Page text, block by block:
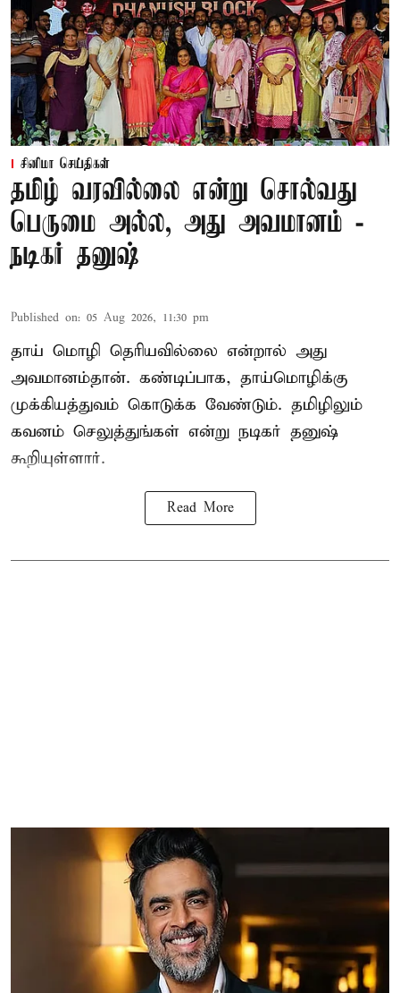
சினிமா செய்திகள்
தமிழ் வரவில்லை என்று சொல்வது
பெருமை அல்ல, அது அவமானம் -
நடிகர் தனுஷ்
Published on: 05 Aug 2026, 11:30 pm
தாய் மொழி தெரியவில்லை என்றால் அது
அவமானம்தான். கண்டிப்பாக, தாய்மொழிக்கு
முக்கியத்துவம் கொடுக்க வேண்டும். தமிழிலும்
கவனம் செலுத்துங்கள் என்று நடிகர் தனுஷ்
கூறியுள்ளார்.
Read More